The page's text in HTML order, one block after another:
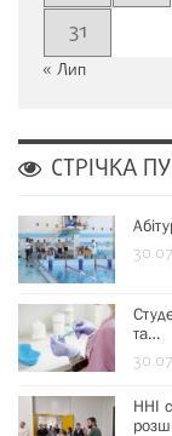
31
« Лип
СТРІЧКА
та…
ННІ